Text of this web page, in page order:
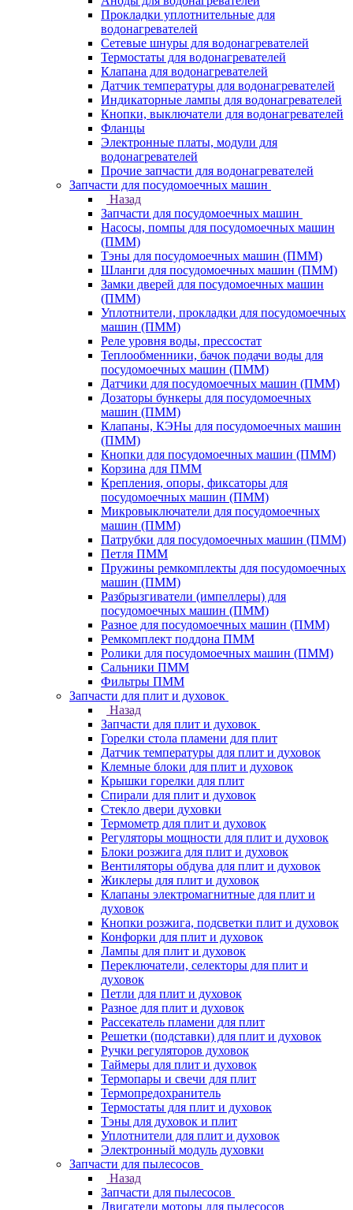
Прокладки уплотнительные для
водонагревателей
Сетевые шнуры для водонагревателей
Термостаты для водонагревателей
Клапана для водонагревателей
Датчик температуры для водонагревателей
Индикаторные лампы для водонагревателей
Кнопки, выключатели для водонагревателей
Фланцы
Электронные платы, модули для
водонагревателей
Прочие запчасти для водонагревателей
Запчасти для посудомоечных машин
Назад
Запчасти для посудомоечных машин
Насосы, помпы для посудомоечных машин
(ПММ)
Тэны для посудомоечных машин (ПММ)
Шланги для посудомоечных машин (ПММ)
Замки дверей для посудомоечных машин
(ПММ)
Уплотнители, прокладки для посудомоечных
машин (ПММ)
Реле уровня воды, прессостат
Теплообменники, бачок подачи воды для
посудомоечных машин (ПММ)
Датчики для посудомоечных машин (ПММ)
Дозаторы бункеры для посудомоечных
машин (ПММ)
Клапаны, КЭНы для посудомоечных машин
(ПММ)
Кнопки для посудомоечных машин (ПММ)
Корзина для ПММ
Крепления, опоры, фиксаторы для
посудомоечных машин (ПММ)
Микровыключатели для посудомоечных
машин (ПММ)
Патрубки для посудомоечных машин (ПММ)
Петля ПММ
Пружины ремкомплекты для посудомоечных
машин (ПММ)
Разбрызгиватели (импеллеры) для
посудомоечных машин (ПММ)
Разное для посудомоечных машин (ПММ)
Ремкомплект поддона ПММ
Ролики для посудомоечных машин (ПММ)
Сальники ПММ
Фильтры ПММ
Запчасти для плит и духовок
Назад
Запчасти для плит и духовок
Горелки стола пламени для плит
Датчик температуры для плит и духовок
Клемные блоки для плит и духовок
Крышки горелки для плит
Спирали для плит и духовок
Стекло двери духовки
Термометр для плит и духовок
Регуляторы мощности для плит и духовок
Блоки розжига для плит и духовок
Вентиляторы обдува для плит и духовок
Жиклеры для плит и духовок
Клапаны электромагнитные для плит и
духовок
Кнопки розжига, подсветки плит и духовок
Конфорки для плит и духовок
Лампы для плит и духовок
Переключатели, селекторы для плит и
духовок
Петли для плит и духовок
Разное для плит и духовок
Рассекатель пламени для плит
Решетки (подставки) для плит и духовок
Ручки регуляторов духовок
Таймеры для плит и духовок
Термопары и свечи для плит
Термопредохранитель
Термостаты для плит и духовок
Тэны для духовок и плит
Уплотнители для плит и духовок
Электронный модуль духовки
Запчасти для пылесосов
Назад
Запчасти для пылесосов
Двигатели моторы для пылесосов